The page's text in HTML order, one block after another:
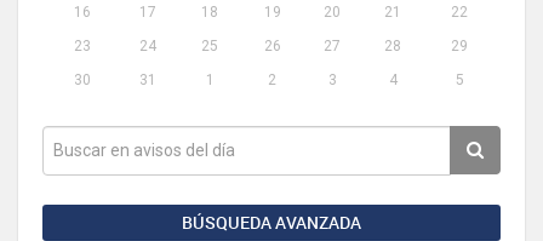
16
17 18 19 20 21
22
23
24 25 26 27 28
29
30
31 1 2 3 4 5
BÚSQUEDA AVANZADA